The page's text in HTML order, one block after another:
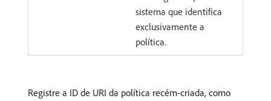
sistema que identifica
exclusivamente a
política.
Registre a ID de URI da política recém-criada, como